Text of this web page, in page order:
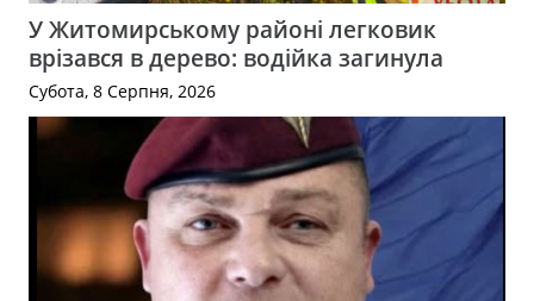
У Житомирському районі легковик
врізався в дерево: водійка загинула
Субота, 8 Серпня, 2026